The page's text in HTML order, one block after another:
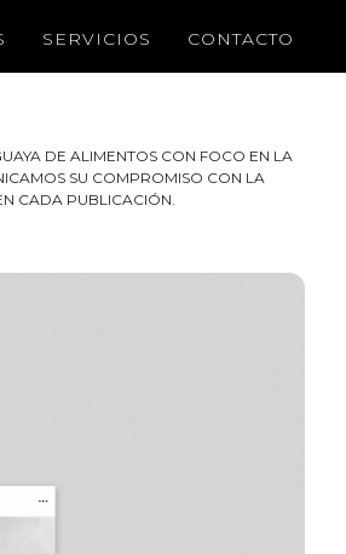
SERVICIOS CONTACTO
DE ALIMENTOS CON FOCO EN LA
SU COMPROMISO CON LA
CADA PUBLICACIÓN.